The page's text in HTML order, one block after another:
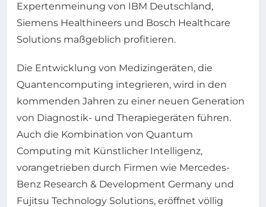
Expertenmeinung von IBM Deutschland,
Siemens Healthineers und Bosch Healthcare
Solutions maßgeblich profitieren.
Die Entwicklung von Medizingeräten, die
Quantencomputing integrieren, wird in den
kommenden Jahren zu einer neuen Generation
von Diagnostik- und Therapiegeräten führen.
Auch die Kombination von Quantum
Computing mit Künstlicher Intelligenz,
vorangetrieben durch Firmen wie Mercedes-
Benz Research & Development Germany und
Fujitsu Technology Solutions, eröffnet völlig